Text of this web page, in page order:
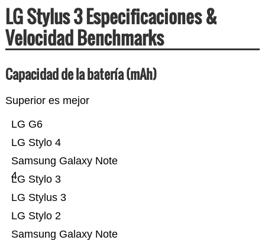
LG Stylus 3 Especificaciones &
Velocidad Benchmarks
Capacidad de la batería (mAh)
Superior es mejor
Samsung Galaxy Note
LG Stylo 2
LG Stylus 3
LG Stylo 3
Samsung Galaxy Note
4
LG Stylo 4
LG G6